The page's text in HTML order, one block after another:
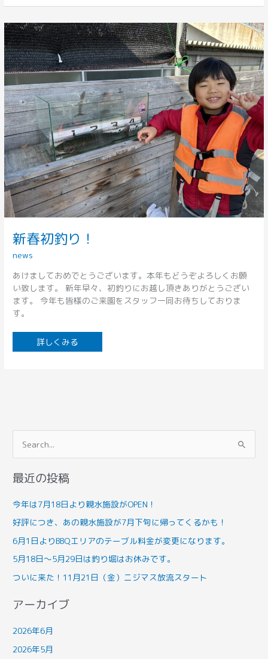
新春初釣り！
news
あけましておめでとうございます。本年もどうぞよろしくお願
い致します。 新年早々、初釣りにお越し頂きありがとうござい
ます。 今年も皆様のご来園をスタッフ一同お待ちしておりま
す。
新
春
初
釣
り！
詳しくみる
対
最近の投稿
今年は7月18日より親水施設がOPEN！
好評につき、あの親水施設が7月下旬に帰ってくるかも！
6月1日よりBBQエリアのテーブル料金が変更になります。
5月18日～5月29日は釣り堀はお休みです。
ついに来た！11月21日（金）ニジマス放流スタート
アーカイブ
2026年6月
2026年5月